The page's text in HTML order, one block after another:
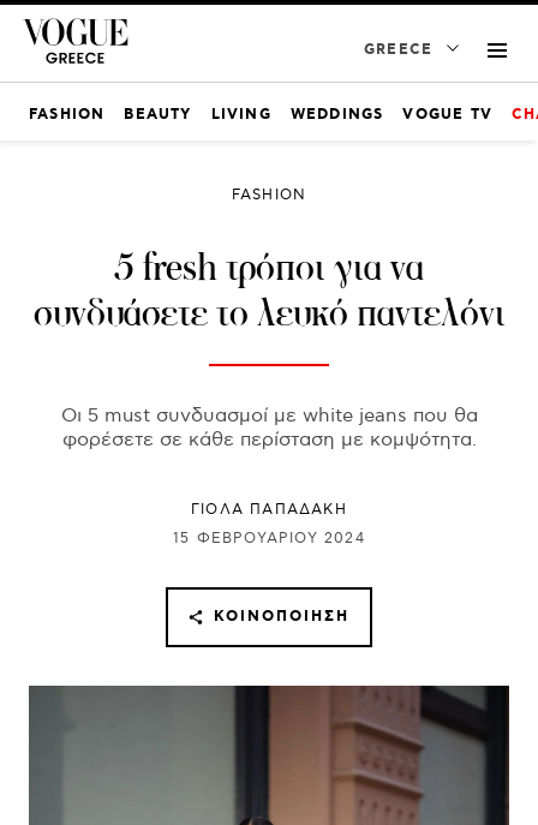
GREECE
FASHION BEAUTY LIVING WEDDINGS VOGUE TV
FASHION
5 fresh τρόποι για να
συνδυάσετε το λευκό παντελόνι
Οι 5 must συνδυασμοί με white jeans που θα
φορέσετε σε κάθε περίσταση με κομψότητα.
ΓΙΌΛΑ ΠΑΠΑΔΆΚΗ
15 ΦΕΒΡΟΥΑΡΊΟΥ 2024
ΚΟΙΝΟΠΟΊΗΣΗ